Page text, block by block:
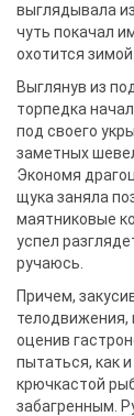
выглядывала
чуть покачал
охотится зимой.
Выглянув из
торпедка
под своего
заметных
Экономя
щука заняла
маятниковые
успел
ручаюсь.
Причем,
телодвижения,
оценив
пытаться, как
крючкастой
забагренным.